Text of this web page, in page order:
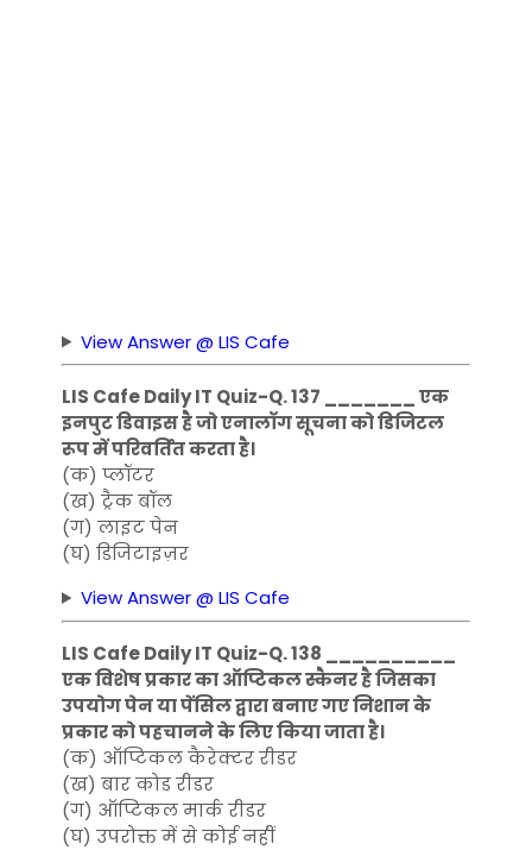
View Answer @ LIS Cafe
LIS Cafe Daily IT Quiz-Q. 137 _______ एक
इनपुट डिवाइस है जो एनालॉग सूचना को डिजिटल
रूप में परिवर्तित करता है।
(क) प्लॉटर
(ख) ट्रैक बॉल
(ग) लाइट पेन
(घ) डिजिटाइज़र
View Answer @ LIS Cafe
LIS Cafe Daily IT Quiz-Q. 138 __________
एक विशेष प्रकार का ऑप्टिकल स्कैनर है जिसका
उपयोग पेन या पेंसिल द्वारा बनाए गए निशान के
प्रकार को पहचानने के लिए किया जाता है।
(क) ऑप्टिकल कैरेक्टर रीडर
(ख) बार कोड रीडर
(ग) ऑप्टिकल मार्क रीडर
(घ) उपरोक्त में से कोई नहीं